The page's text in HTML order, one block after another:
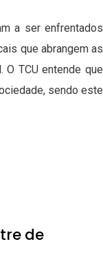
a ser enfrentados
que abrangem as
TCU entende que
sendo este
de